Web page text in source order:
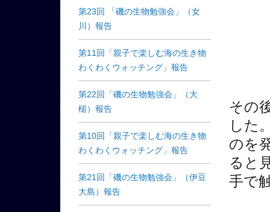
第23回 「磯の生物勉強会」（女
川）報告
第11回「親子で楽しむ海の生き物
わくわくウォッチング」報告
第22回「磯の生物勉強会」（大
槌）報告
第10回「親子で楽しむ海の生き物
わくわくウォッチング」報告
第21回「磯の生物勉強会」（伊豆
大島）報告
その
した
のを
ると
手で